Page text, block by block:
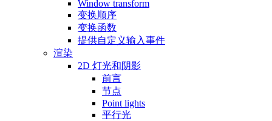
Window transform
变换顺序
变换函数
提供自定义输入事件
渲染
2D 灯光和阴影
前言
节点
Point lights
平行光